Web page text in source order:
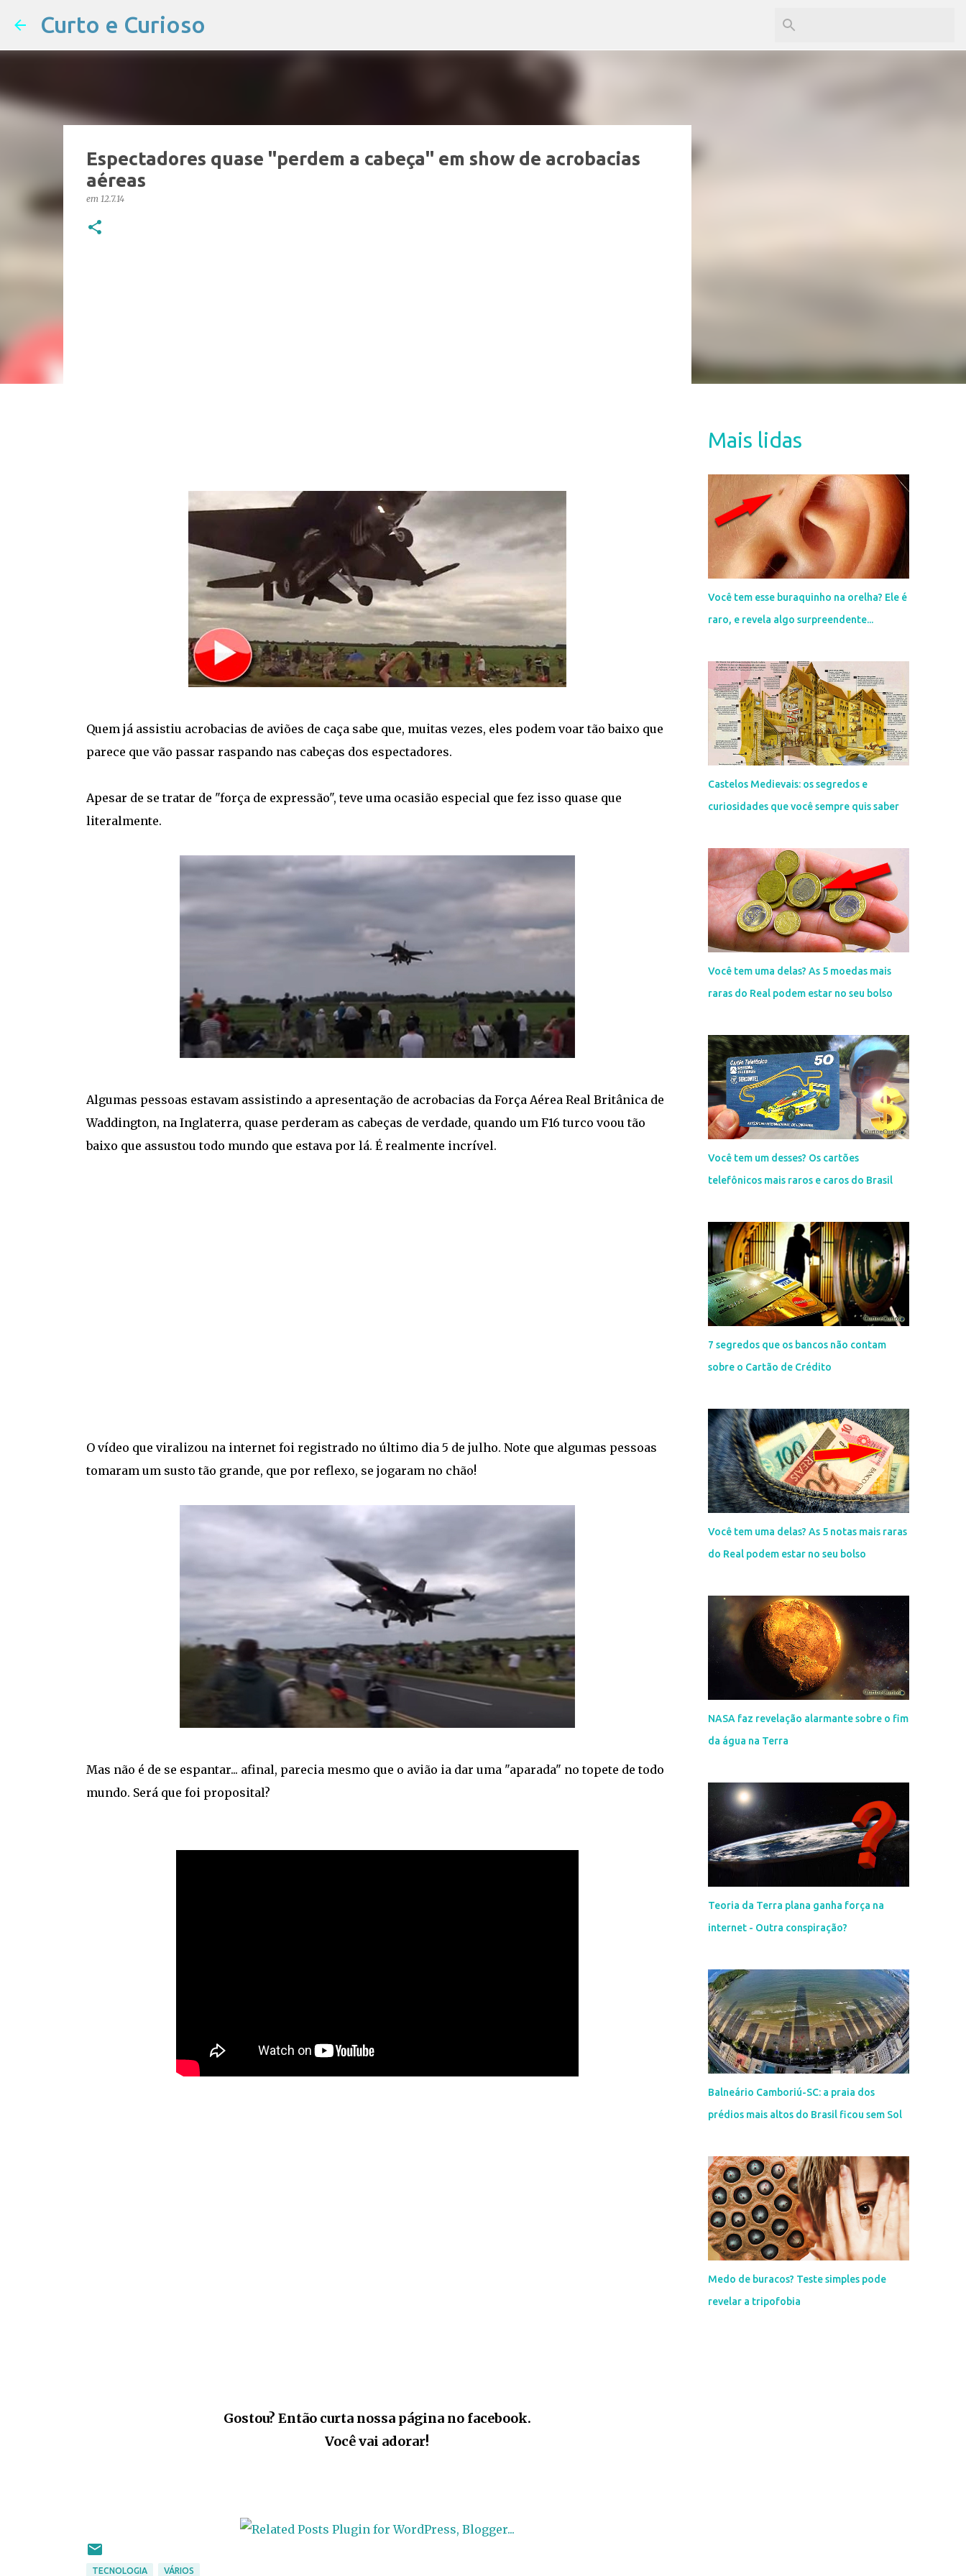
Curto e Curioso
Espectadores quase "perdem a cabeça" em show de acrobacias
aéreas
em 12.7.14
Quem já assistiu acrobacias de aviões de caça sabe que, muitas vezes, eles podem voar tão baixo que
parece que vão passar raspando nas cabeças dos espectadores.
Apesar de se tratar de "força de expressão", teve uma ocasião especial que fez isso quase que
literalmente.
Algumas pessoas estavam assistindo a apresentação de acrobacias da Força Aérea Real Britânica de
Waddington, na Inglaterra, quase perderam as cabeças de verdade, quando um F16 turco voou tão
baixo que assustou todo mundo que estava por lá. É realmente incrível.
O vídeo que viralizou na internet foi registrado no último dia 5 de julho. Note que algumas pessoas
tomaram um susto tão grande, que por reflexo, se jogaram no chão!
Mas não é de se espantar... afinal, parecia mesmo que o avião ia dar uma "aparada" no topete de todo
mundo. Será que foi proposital?
Gostou? Então curta nossa página no facebook.
Você vai adorar!
TECNOLOGIA VÁRIOS
Mais lidas
Você tem esse buraquinho na orelha? Ele é
raro, e revela algo surpreendente...
Castelos Medievais: os segredos e
curiosidades que você sempre quis saber
Você tem uma delas? As 5 moedas mais
raras do Real podem estar no seu bolso
Você tem um desses? Os cartões
telefônicos mais raros e caros do Brasil
7 segredos que os bancos não contam
sobre o Cartão de Crédito
Você tem uma delas? As 5 notas mais raras
do Real podem estar no seu bolso
NASA faz revelação alarmante sobre o fim
da água na Terra
Teoria da Terra plana ganha força na
internet - Outra conspiração?
Balneário Camboriú-SC: a praia dos
prédios mais altos do Brasil ficou sem Sol
Medo de buracos? Teste simples pode
revelar a tripofobia